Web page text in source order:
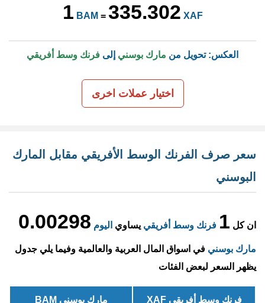
1 BAM = 335.302 XAF
العكس: تحويل من مارك بوسني إلى فرنك وسط أفريقي
اختيار عملات اخرى
سعر صرف الفرنك الوسط الأفريقي مقابل المارك
البوسني
ان كل 1 فرنك وسط أفريقي يساوي اليوم 0.00298
مارك بوسني في اسواق المال العربية والعالمية وفيما يلي جدول
يظهر السعر لبعض الفئات
فرنك وسط أفريقي XAF مارك بوسني BAM